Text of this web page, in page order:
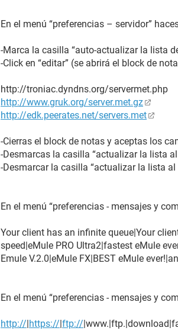
En el menú “preferencias – servidor”
-Marca la casilla “auto-actualizar la lista
-Click en “editar” (se abrirá el block de
http://troniac.dyndns.org/servermet.php
http://www.gruk.org/server.met.gz
http://edk.peerates.net/servers.met
-Cierras el block de notas y aceptas los
-Desmarcas la casilla “actualizar la lista
-Desmarcar la casilla “actualizar la lista al
En el menú “preferencias - mensajes y
Your client has an infinite queue|Your
speed|eMule PRO Ultra2|fastest eMule
Emule V.2.0|eMule FX|BEST eMule
En el menú “preferencias - mensajes y
http://|https://|ftp://